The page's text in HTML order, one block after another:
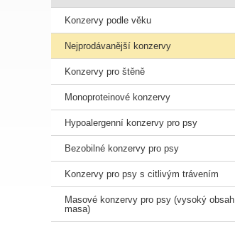
Konzervy podle věku
Nejprodávanější konzervy
Konzervy pro štěně
Monoproteinové konzervy
Hypoalergenní konzervy pro psy
Bezobilné konzervy pro psy
Konzervy pro psy s citlivým trávením
Masové konzervy pro psy (vysoký obsah
masa)